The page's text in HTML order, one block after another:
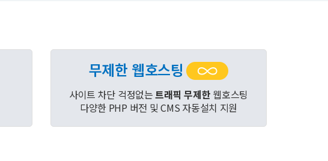
무제한 웹호스팅
사이트 차단 걱정없는트래픽 무제한 웹호스팅
다양한 PHP 버전 및 CMS 자동설치 지원